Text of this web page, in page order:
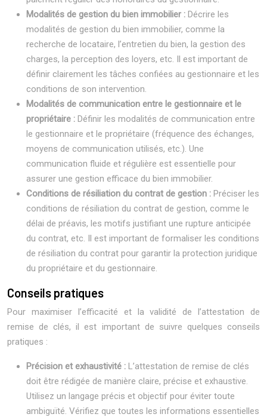
Modalités de gestion du bien immobilier : Décrire les
modalités de gestion du bien immobilier, comme la
recherche de locataire, l’entretien du bien, la gestion des
charges, la perception des loyers, etc. Il est important de
définir clairement les tâches confiées au gestionnaire et les
conditions de son intervention.
Modalités de communication entre le gestionnaire et le
propriétaire : Définir les modalités de communication entre
le gestionnaire et le propriétaire (fréquence des échanges,
moyens de communication utilisés, etc.). Une
communication fluide et régulière est essentielle pour
assurer une gestion efficace du bien immobilier.
Conditions de résiliation du contrat de gestion : Préciser les
conditions de résiliation du contrat de gestion, comme le
délai de préavis, les motifs justifiant une rupture anticipée
du contrat, etc. Il est important de formaliser les conditions
de résiliation du contrat pour garantir la protection juridique
du propriétaire et du gestionnaire.
Conseils pratiques
Pour maximiser l’efficacité et la validité de l’attestation de
remise de clés, il est important de suivre quelques conseils
pratiques :
Précision et exhaustivité : L’attestation de remise de clés
doit être rédigée de manière claire, précise et exhaustive.
Utilisez un langage précis et objectif pour éviter toute
ambiguïté. Vérifiez que toutes les informations essentielles